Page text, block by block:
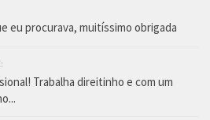
eu procurava, muitíssimo obrigada
Trabalha direitinho e com um